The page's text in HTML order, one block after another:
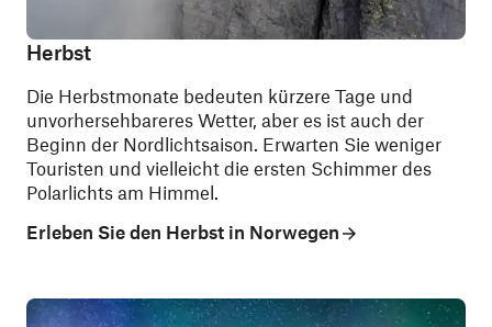
Herbst
Die Herbstmonate bedeuten kürzere Tage und
unvorhersehbareres Wetter, aber es ist auch der
Beginn der Nordlichtsaison. Erwarten Sie weniger
Touristen und vielleicht die ersten Schimmer des
Polarlichts am Himmel.
Erleben Sie den Herbst in Norwegen